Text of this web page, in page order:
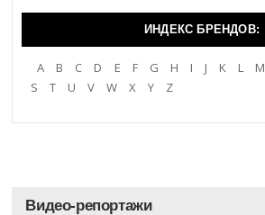
ИНДЕКС БРЕНДОВ:
A B C D E F G H I J K L M
S
T U V W X Y Z
Видео-репортажи